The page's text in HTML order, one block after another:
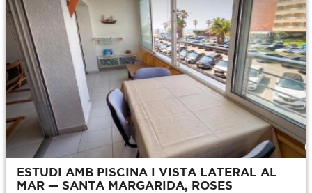
ESTUDI AMB PISCINA I VISTA LATERAL AL
MAR — SANTA MARGARIDA, ROSES